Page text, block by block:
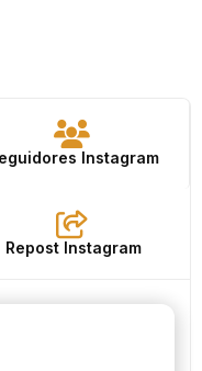
Instagram
Repost Instagram